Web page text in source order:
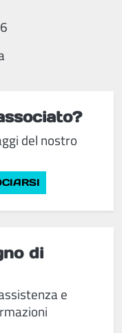
del nostro
di
e